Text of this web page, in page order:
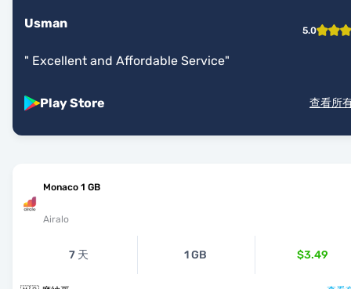
Usman 5.0
" Excellent and Affordable Service"
Play Store 查看所
Monaco 1 GB
Airalo
7 天 1 GB $3.49